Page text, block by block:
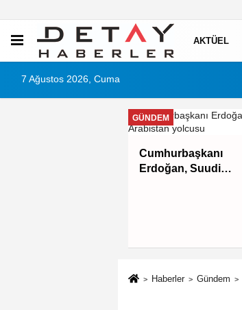
AKTÜEL
7 Ağustos 2026, Cuma
GÜNDEM
Cumhurbaşkanı
Erdoğan, Suudi
Haberler Gündem